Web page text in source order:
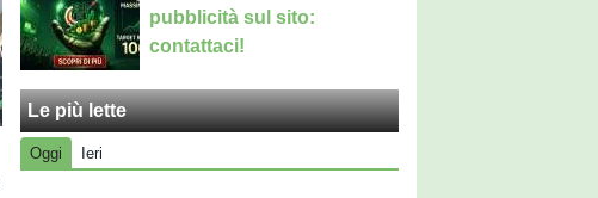
pubblicità sul sito:
contattaci!
Le più lette
Oggi Ieri